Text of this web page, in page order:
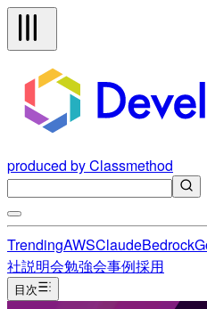
produced by Classmethod
TrendingAWSClaudeBedrock
社説明会勉強会事例採用
目次